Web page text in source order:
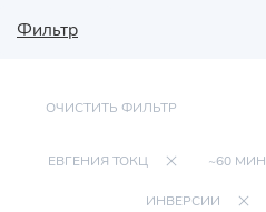
Фильтр
ОЧИСТИТЬ ФИЛЬТР
ЕВГЕНИЯ ТОКЦ ~60 МИН
ИНВЕРСИИ